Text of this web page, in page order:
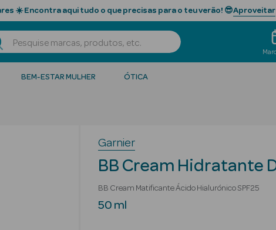
☀️ Encontra aqui tudo o que precisas para o teu verão! 😎Aproveitar
BEM-ESTAR MULHER ÓTICA
Garnier
BB Cream Hidratante
BB Cream Matificante Ácido Hialurónico SPF25
50 ml